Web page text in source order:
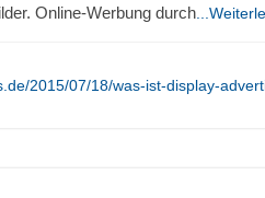
Online-Werbung durch
2015/07/18/was-ist-display-